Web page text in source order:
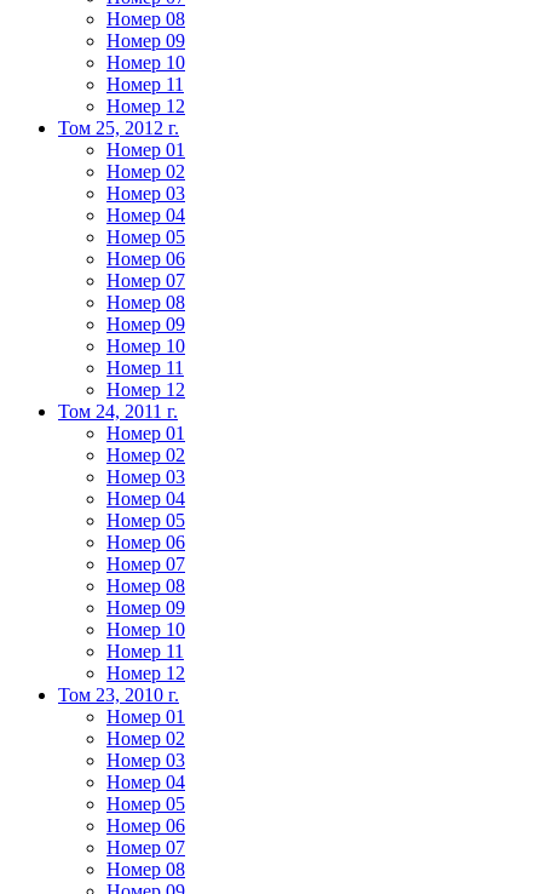
Номер 08
Номер 09
Номер 10
Номер 11
Номер 12
Том 25, 2012 г.
Номер 01
Номер 02
Номер 03
Номер 04
Номер 05
Номер 06
Номер 07
Номер 08
Номер 09
Номер 10
Номер 11
Номер 12
Том 24, 2011 г.
Номер 01
Номер 02
Номер 03
Номер 04
Номер 05
Номер 06
Номер 07
Номер 08
Номер 09
Номер 10
Номер 11
Номер 12
Том 23, 2010 г.
Номер 01
Номер 02
Номер 03
Номер 04
Номер 05
Номер 06
Номер 07
Номер 08